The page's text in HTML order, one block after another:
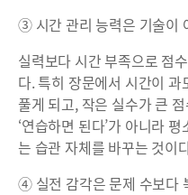
③ 시간 관리 능력은 기술이
실력보다 시간 부족으로 점
다. 특히 장문에서 시간이
풀게 되고, 작은 실수가 큰
‘연습하면 된다’가 아니라
는 습관 자체를 바꾸는 것이
④ 실전 감각은 문제 수보다